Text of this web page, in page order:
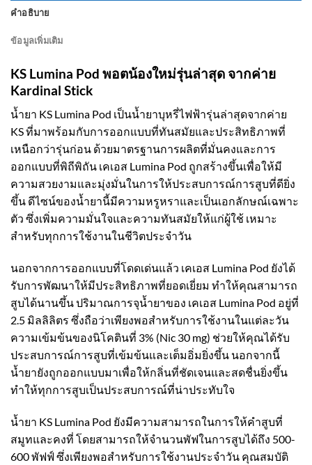
คำอธิบาย
ข้อมูลเพิ่มเติม
KS Lumina Pod พอตน้องใหม่รุ่นล่าสุด จากค่าย
Kardinal Stick
น้ำยา KS Lumina Pod เป็นน้ำยาบุหรี่ไฟฟ้ารุ่นล่าสุดจากค่าย
KS ที่มาพร้อมกับการออกแบบที่ทันสมัยและประสิทธิภาพที่
เหนือกว่ารุ่นก่อน ด้วยมาตรฐานการผลิตที่มั่นคงและการ
ออกแบบที่พิถีพิถัน เคเอส Lumina Pod ถูกสร้างขึ้นเพื่อให้มี
ความสวยงามและมุ่งมั่นในการให้ประสบการณ์การสูบที่ดียิ่ง
ขึ้น ดีไซน์ของน้ำยานี้มีความหรูหราและเป็นเอกลักษณ์เฉพาะ
ตัว ซึ่งเพิ่มความมั่นใจและความทันสมัยให้แก่ผู้ใช้ เหมาะ
สำหรับทุกการใช้งานในชีวิตประจำวัน
นอกจากการออกแบบที่โดดเด่นแล้ว เคเอส Lumina Pod ยังได้
รับการพัฒนาให้มีประสิทธิภาพที่ยอดเยี่ยม ทำให้คุณสามารถ
สูบได้นานขึ้น ปริมาณการจุน้ำยาของ เคเอส Lumina Pod อยู่ที่
2.5 มิลลิลิตร ซึ่งถือว่าเพียงพอสำหรับการใช้งานในแต่ละวัน
ความเข้มข้นของนิโคตินที่ 3% (Nic 30 mg) ช่วยให้คุณได้รับ
ประสบการณ์การสูบที่เข้มข้นและเต็มอิ่มยิ่งขึ้น นอกจากนี้
น้ำยายังถูกออกแบบมาเพื่อให้กลิ่นที่ชัดเจนและสดชื่นยิ่งขึ้น
ทำให้ทุกการสูบเป็นประสบการณ์ที่น่าประทับใจ
น้ำยา KS Lumina Pod ยังมีความสามารถในการให้คำสูบที่
สมูทและคงที่ โดยสามารถให้จำนวนพัฟในการสูบได้ถึง 500-
600 พัฟฟ์ ซึ่งเพียงพอสำหรับการใช้งานประจำวัน คุณสมบัติ